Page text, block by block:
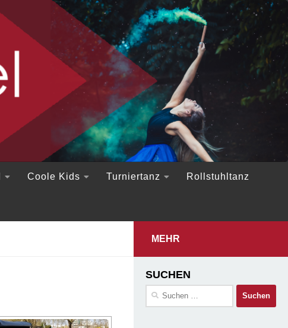
Coole Kids Turniertanz Rollstuhltanz
MEHR
SUCHEN
Suchen